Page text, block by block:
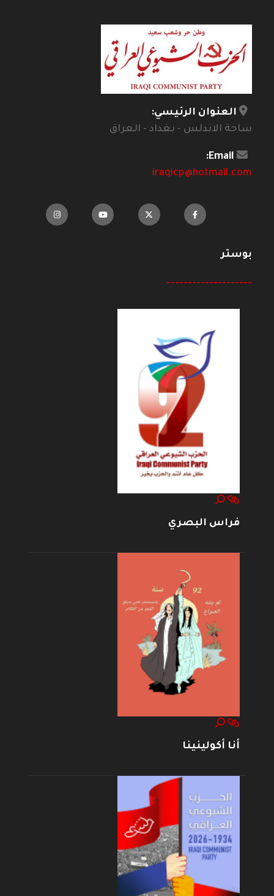
العنوان الرئيسي:
ساحة الاندلس - بغداد - العراق
Email:
iraqicp@hotmail.com
بوستر
--------------------
فراس البصري
أنا أكولينينا